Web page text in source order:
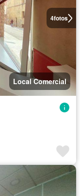
4fotos
Local Comercial